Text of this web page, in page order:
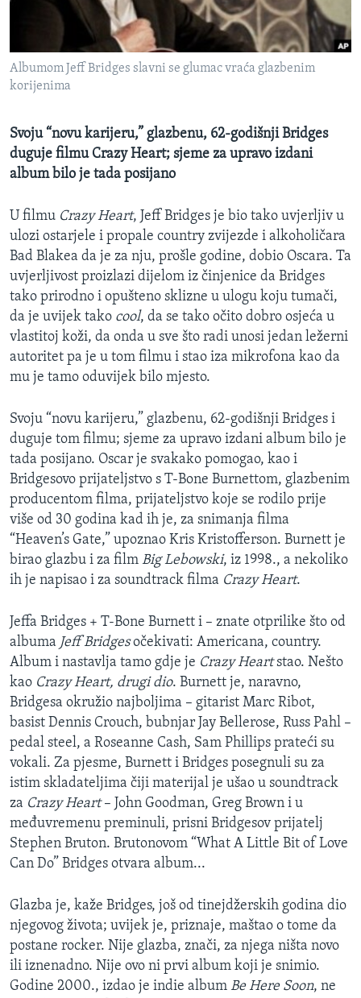
MAGAZIN
O GLASU AMERIKE
Learning English
PRATITE NAS
Jezici
Albumom Jeff Bridges slavni se glumac vraća glazbenim
korijenima
Svoju “novu karijeru,” glazbenu, 62-godišnji Bridges
duguje filmu Crazy Heart; sjeme za upravo izdani
album bilo je tada posijano
U filmu Crazy Heart, Jeff Bridges je bio tako uvjerljiv u
ulozi ostarjele i propale country zvijezde i alkoholičara
Bad Blakea da je za nju, prošle godine, dobio Oscara. Ta
uvjerljivost proizlazi dijelom iz činjenice da Bridges
tako prirodno i opušteno sklizne u ulogu koju tumači,
da je uvijek tako cool, da se tako očito dobro osjeća u
vlastitoj koži, da onda u sve što radi unosi jedan ležerni
autoritet pa je u tom filmu i stao iza mikrofona kao da
mu je tamo oduvijek bilo mjesto.
Svoju “novu karijeru,” glazbenu, 62-godišnji Bridges i
duguje tom filmu; sjeme za upravo izdani album bilo je
tada posijano. Oscar je svakako pomogao, kao i
Bridgesovo prijateljstvo s T-Bone Burnettom, glazbenim
producentom filma, prijateljstvo koje se rodilo prije
više od 30 godina kad ih je, za snimanja filma
“Heaven’s Gate,” upoznao Kris Kristofferson. Burnett je
birao glazbu i za film Big Lebowski, iz 1998., a nekoliko
ih je napisao i za soundtrack filma Crazy Heart.
Jeffa Bridges + T-Bone Burnett i – znate otprilike što od
albuma Jeff Bridgesočekivati: Americana, country.
Album i nastavlja tamo gdje je Crazy Heartstao. Nešto
kao Crazy Heart, drugi dio. Burnett je, naravno,
Bridgesa okružio najboljima – gitarist Marc Ribot,
basist Dennis Crouch, bubnjar Jay Bellerose, Russ Pahl –
pedal steel, a Roseanne Cash, Sam Phillips prateći su
vokali. Za pjesme, Burnett i Bridges posegnuli su za
istim skladateljima čiji materijal je ušao u soundtrack
za Crazy Heart– John Goodman, Greg Brown i u
međuvremenu preminuli, prisni Bridgesov prijatelj
Stephen Bruton. Brutonovom “What A Little Bit of Love
Can Do” Bridges otvara album...
Glazba je, kaže Bridges, još od tinejdžerskih godina dio
njegovog života; uvijek je, priznaje, maštao o tome da
postane rocker. Nije glazba, znači, za njega ništa novo
ili iznenadno. Nije ovo ni prvi album koji je snimio.
Godine 2000., izdao je indie album Be Here Soon, ne